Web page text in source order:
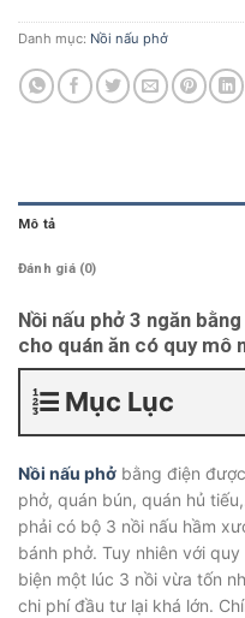
Danh mục: Nồi nấu phở
Mô tả
Đánh giá (0)
Nồi nấu phở 3 ngăn
cho quán ăn có quy mô
Mục Lục
Nồi nấu phở bằng điện
phở, quán bún, quán hủ
phải có bộ 3 nồi nấu hầm
bánh phở. Tuy nhiên với
biện một lúc 3 nồi vừa tốn
chi phí đầu tư lại khá lớn.